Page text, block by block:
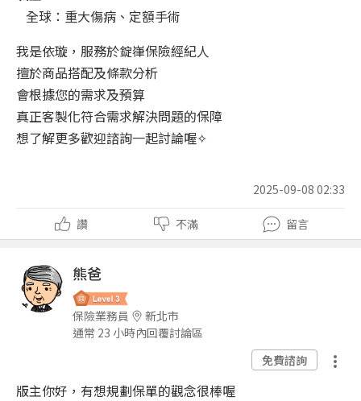
全球：重大傷病、定額手術
我是依璇，服務於錠嵂保險經紀人
擅於商品搭配及條款分析
會根據您的需求及預算
真正客製化符合需求解決問題的保障
想了解更多歡迎諮詢一起討論喔✧
2025-09-08 02:33
讚 不滿 留言
熊爸
保險業務員
新北市
通常 23 小時內回覆討論區
免費諮詢
版主你好，有想規劃保單的觀念很棒喔